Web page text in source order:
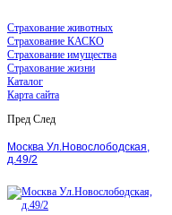
Страхование животных
Страхование КАСКО
Страхование имущества
Страхование жизни
Каталог
Карта сайта
Пред След
Москва Ул.Новослободская,
д.49/2